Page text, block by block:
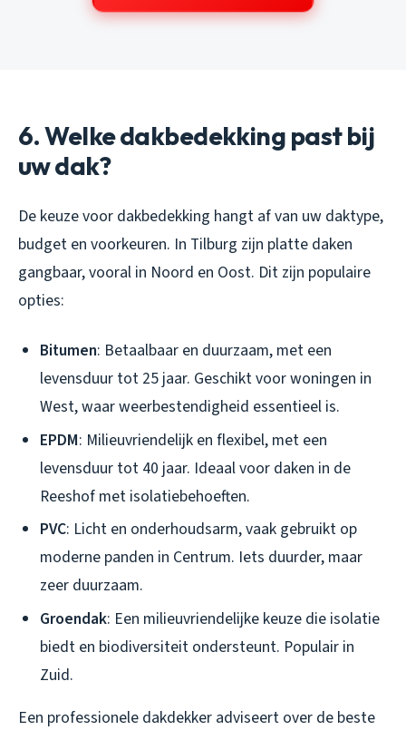
6. Welke dakbedekking past bij
uw dak?
De keuze voor dakbedekking hangt af van uw daktype,
budget en voorkeuren. In Tilburg zijn platte daken
gangbaar, vooral in Noord en Oost. Dit zijn populaire
opties:
Bitumen: Betaalbaar en duurzaam, met een
levensduur tot 25 jaar. Geschikt voor woningen in
West, waar weerbestendigheid essentieel is.
EPDM: Milieuvriendelijk en flexibel, met een
levensduur tot 40 jaar. Ideaal voor daken in de
Reeshof met isolatiebehoeften.
PVC: Licht en onderhoudsarm, vaak gebruikt op
moderne panden in Centrum. Iets duurder, maar
zeer duurzaam.
Groendak: Een milieuvriendelijke keuze die isolatie
biedt en biodiversiteit ondersteunt. Populair in
Zuid.
Een professionele dakdekker adviseert over de beste